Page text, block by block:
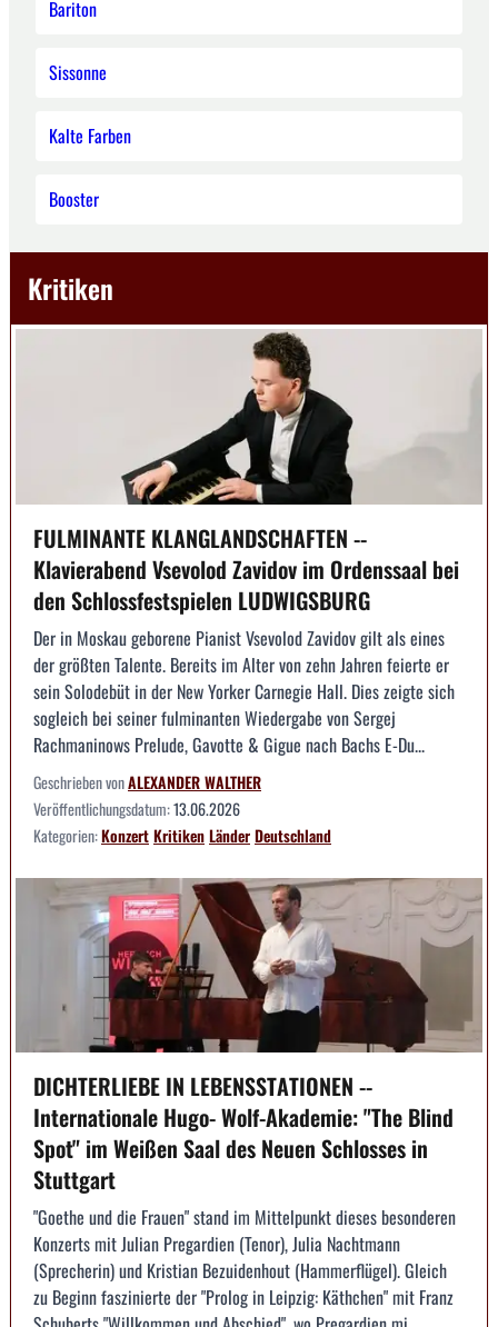
Bariton
Sissonne
Kalte Farben
Booster
Kritiken
FULMINANTE KLANGLANDSCHAFTEN --
Klavierabend Vsevolod Zavidov im Ordenssaal bei
den Schlossfestspielen LUDWIGSBURG
Der in Moskau geborene Pianist Vsevolod Zavidov gilt als eines
der größten Talente. Bereits im Alter von zehn Jahren feierte er
sein Solodebüt in der New Yorker Carnegie Hall. Dies zeigte sich
sogleich bei seiner fulminanten Wiedergabe von Sergej
Rachmaninows Prelude, Gavotte & Gigue nach Bachs E-Du...
Geschrieben vonALEXANDER WALTHER
Veröffentlichungsdatum:13.06.2026
Kategorien:KonzertKritikenLänderDeutschland
DICHTERLIEBE IN LEBENSSTATIONEN --
Internationale Hugo- Wolf-Akademie: "The Blind
Spot" im Weißen Saal des Neuen Schlosses in
Stuttgart
"Goethe und die Frauen" stand im Mittelpunkt dieses besonderen
Konzerts mit Julian Pregardien (Tenor), Julia Nachtmann
(Sprecherin) und Kristian Bezuidenhout (Hammerflügel). Gleich
zu Beginn faszinierte der "Prolog in Leipzig: Käthchen" mit Franz